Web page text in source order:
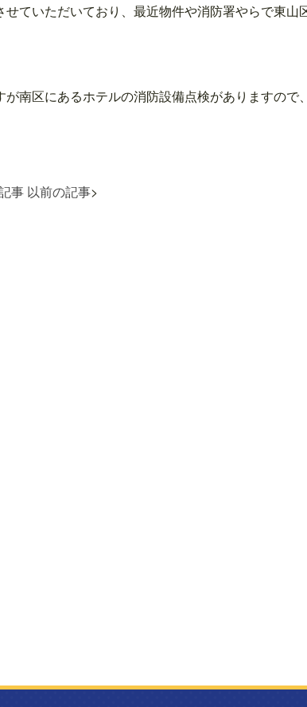
ていただいており、最近物件や消防署やらで東山
南区にあるホテルの消防設備点検がありますので
事 以前の記事>